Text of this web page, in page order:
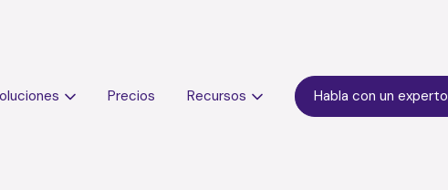
Precios Recursos Habla con un experto